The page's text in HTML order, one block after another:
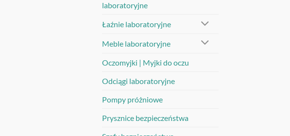
laboratoryjne
Łaźnie laboratoryjne
Meble laboratoryjne
Oczomyjki | Myjki do oczu
Odciągi laboratoryjne
Pompy próżniowe
Prysznice bezpieczeństwa